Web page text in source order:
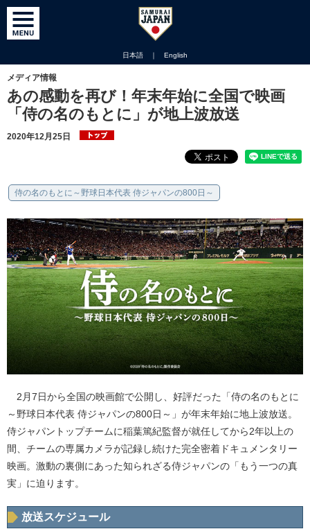
日本語 ｜ English
メディア情報
あの感動を再び！年末年始に全国で映画
「侍の名のもとに」が地上波放送
2020年12月25日
侍の名のもとに～野球日本代表 侍ジャパンの800日～
2月7日から全国の映画館で公開し、好評だった「侍の名のもとに
～野球日本代表 侍ジャパンの800日～」が年末年始に地上波放送。
侍ジャパントップチームに稲葉篤紀監督が就任してから2年以上の
間、チームの専属カメラが記録し続けた完全密着ドキュメンタリー
映画。激動の裏側にあった知られざる侍ジャパンの「もう一つの真
実」に迫ります。
放送スケジュール